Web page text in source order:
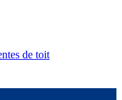
de toit